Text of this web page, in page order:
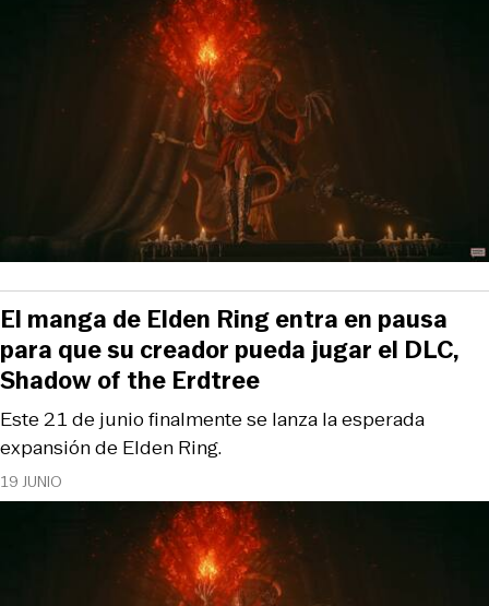
19 JUNIO
Este 21 de junio finalmente se lanza la esperada
expansión de Elden Ring.
El manga de Elden Ring entra en pausa
para que su creador pueda jugar el DLC,
Shadow of the Erdtree